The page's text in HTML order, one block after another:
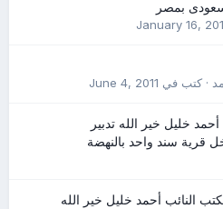
بمصر
January 16,
· كتب في June 4, 2011
خليل خير الله تدبير
قرية سند واحد بالنهضة
النائب أحمد خليل خير الله